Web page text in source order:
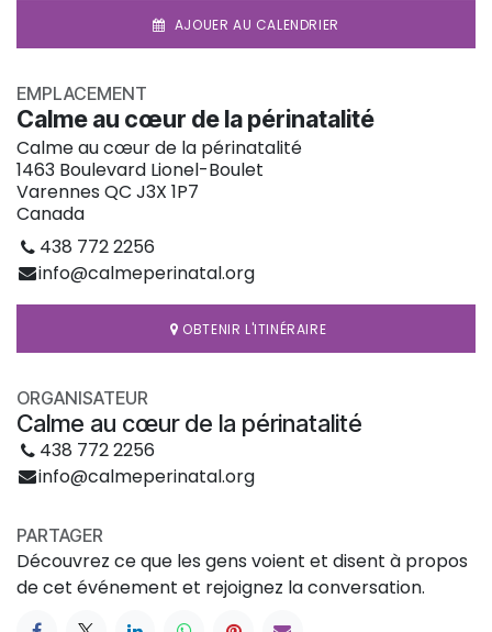
AJOUER AU CALENDRIER
EMPLACEMENT
Calme au cœur de la périnatalité
Calme au cœur de la périnatalité
1463 Boulevard Lionel-Boulet
Varennes QC J3X 1P7
Canada
438 772 2256
info@calmeperinatal.org
OBTENIR L'ITINÉRAIRE
ORGANISATEUR
Calme au cœur de la périnatalité
438 772 2256
info@calmeperinatal.org
PARTAGER
Découvrez ce que les gens voient et disent à propos
de cet événement et rejoignez la conversation.